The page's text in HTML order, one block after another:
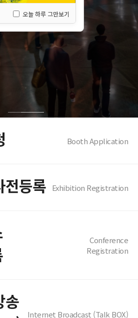
Booth Application
전등록 Exhibition Registration
Conference
Registration
송
Internet Broadcast (Talk BOX)
오늘 하루 그만보기